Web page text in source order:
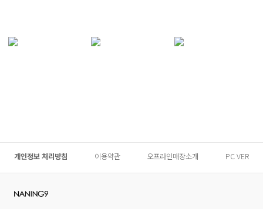
개인정보 처리방침 이용약관 오프라인매장소개 PC VER